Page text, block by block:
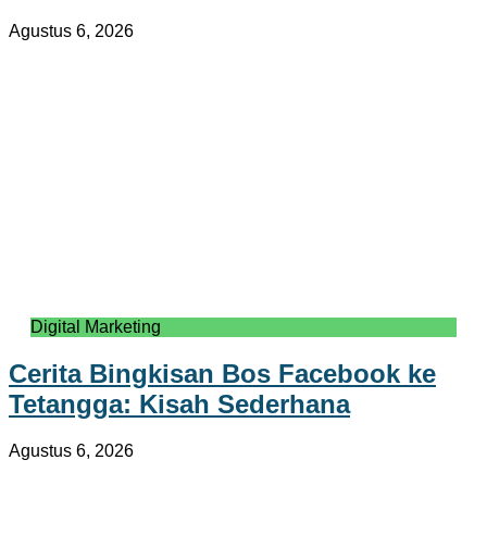
Agustus 6, 2026
Digital Marketing
Cerita Bingkisan Bos Facebook ke
Tetangga: Kisah Sederhana
Agustus 6, 2026